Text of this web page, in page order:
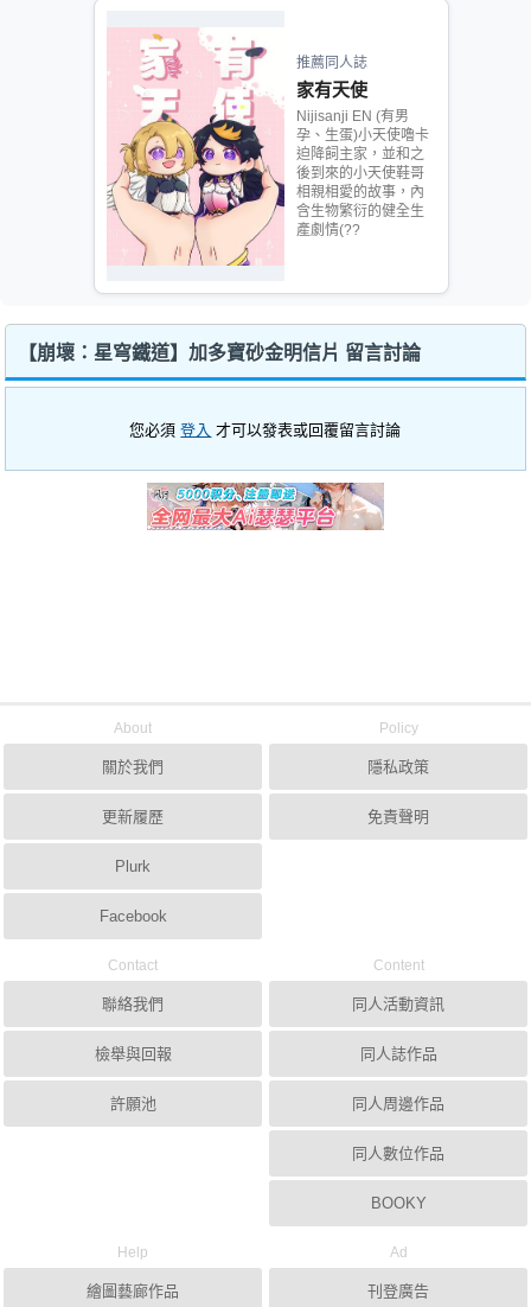
推薦同人誌
家有天使
Nijisanji EN (有男
孕、生蛋)小天使嚕卡
迫降飼主家，並和之
後到來的小天使鞋哥
相親相愛的故事，內
含生物繁衍的健全生
產劇情(??
【崩壞：星穹鐵道】加多寶砂金明信片 留言討論
您必須登入 才可以發表或回覆留言討論
About
關於我們
更新履歷
Plurk
Facebook
Policy
隱私政策
免責聲明
Contact
聯絡我們
檢舉與回報
許願池
Content
同人活動資訊
同人誌作品
同人周邊作品
同人數位作品
BOOKY
Help
繪圖藝廊作品
Ad
刊登廣告